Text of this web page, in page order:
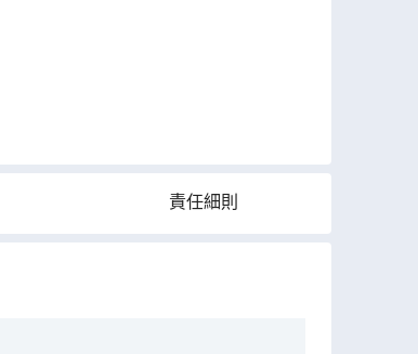
責任細則